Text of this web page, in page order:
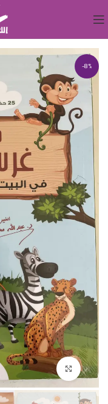
-8%
Click to enlarge